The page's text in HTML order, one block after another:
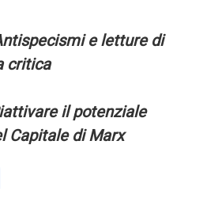
e letture di
critica
il potenziale
Capitale di Marx